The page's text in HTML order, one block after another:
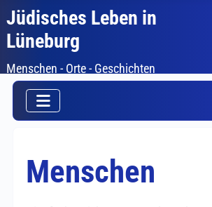
Jüdisches Leben in
Lüneburg
Menschen - Orte - Geschichten